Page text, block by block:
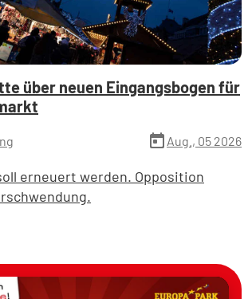
über neuen Eingangsbogen für
today Aug., 05 2026
erneuert werden. Opposition